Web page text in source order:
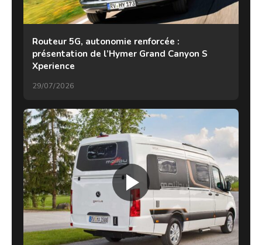
Routeur 5G, autonomie renforcée :
présentation de l’Hymer Grand Canyon S
Xperience
29/07/2026